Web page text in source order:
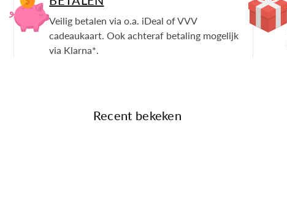
Veilig betalen via o.a. iDeal of VVV
cadeaukaart. Ook achteraf betaling mogelijk
via Klarna*.
Recent bekeken